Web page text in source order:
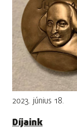
2023. június 18.
Díjaink